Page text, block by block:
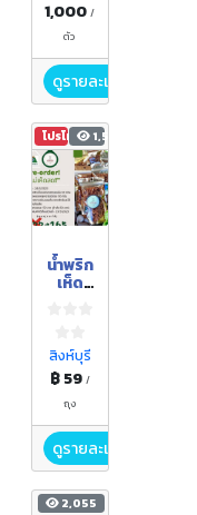
1,000/
ตัว
ดูรายละเอียด
โปรโมชัน 1,594
น้ำพริก
เห็ด
หยอง
คลุกงา
สิงห์บุรี
฿ 59 /
ถุง
ดูรายละเอียด
2,055